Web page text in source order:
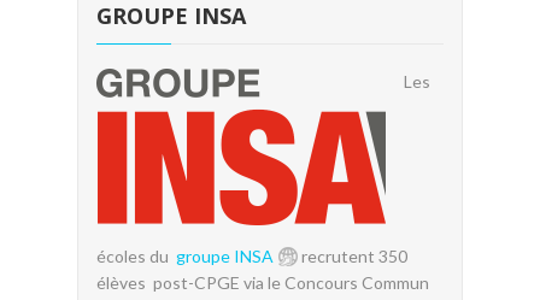
GROUPE INSA
Les
écoles du groupe INSA
recrutent 350
élèves post-CPGE via le Concours Commun